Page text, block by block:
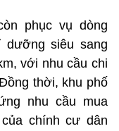
phục vụ dòng
dưỡng siêu sang
với nhu cầu chi
thời, khu phố
nhu cầu mua
chính cư dân